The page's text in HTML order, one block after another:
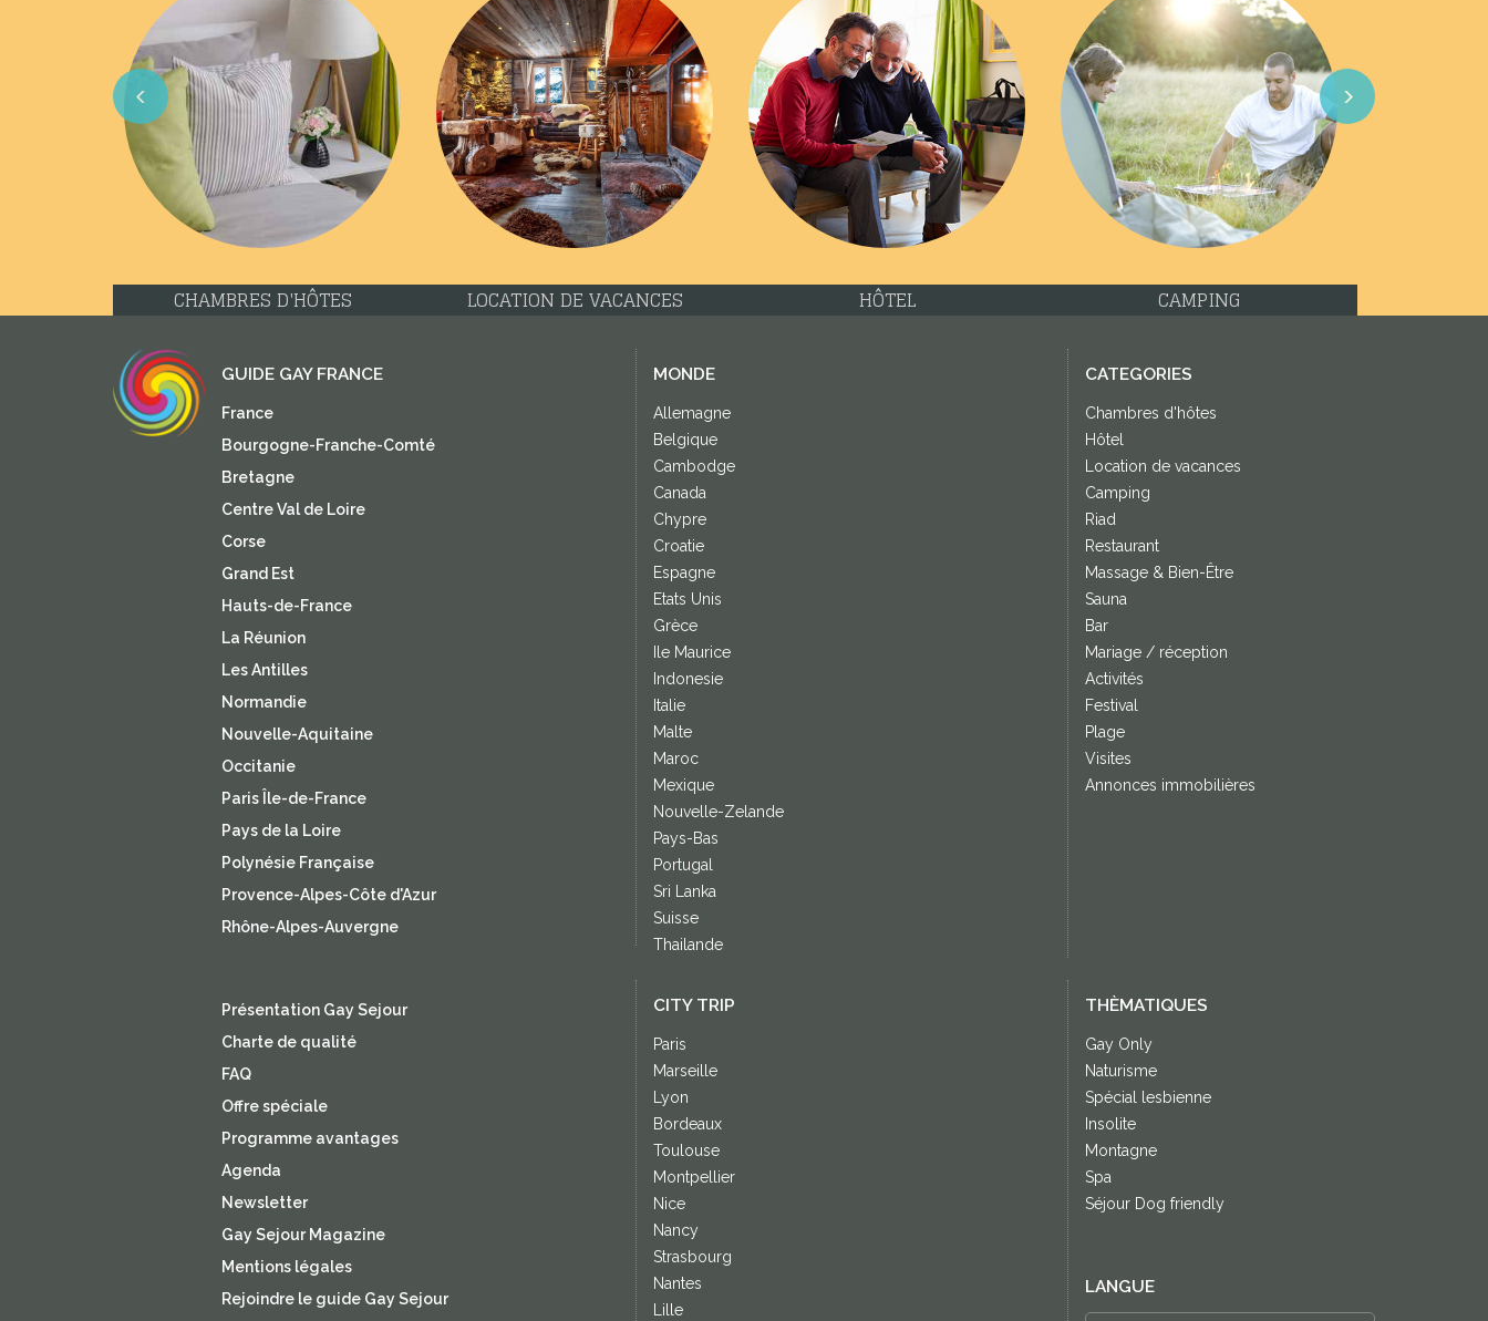
Previous Next
CHAMBRES D'HÔTES LOCATION DE VACANCES HÔTEL CAMPING
GUIDE GAY FRANCE
France
Bourgogne-Franche-Comté
Bretagne
Centre Val de Loire
Corse
Grand Est
Hauts-de-France
La Réunion
Les Antilles
Normandie
Nouvelle-Aquitaine
Occitanie
Paris Île-de-France
Pays de la Loire
Polynésie Française
Provence-Alpes-Côte d'Azur
Rhône-Alpes-Auvergne
MONDE
Allemagne
Belgique
Cambodge
Canada
Chypre
Croatie
Espagne
Etats Unis
Grèce
Ile Maurice
Indonesie
Italie
Malte
Maroc
Mexique
Nouvelle-Zelande
Pays-Bas
Portugal
Sri Lanka
Suisse
Thailande
CATEGORIES
Chambres d'hôtes
Hôtel
Location de vacances
Camping
Riad
Restaurant
Massage & Bien-Être
Sauna
Bar
Mariage / réception
Activités
Festival
Plage
Visites
Annonces immobilières
Présentation Gay Sejour
Charte de qualité
FAQ
Offre spéciale
Programme avantages
Agenda
Newsletter
Gay Sejour Magazine
Mentions légales
Rejoindre le guide Gay Sejour
CITY TRIP
Paris
Marseille
Lyon
Bordeaux
Toulouse
Montpellier
Nice
Nancy
Strasbourg
Nantes
Lille
THÈMATIQUES
Gay Only
Naturisme
Spécial lesbienne
Insolite
Montagne
Spa
Séjour Dog friendly
LANGUE